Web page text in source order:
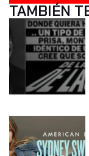
TAMBIÉN